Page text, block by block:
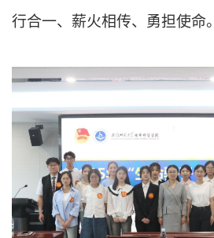
行合一、薪火相传、勇担使命。